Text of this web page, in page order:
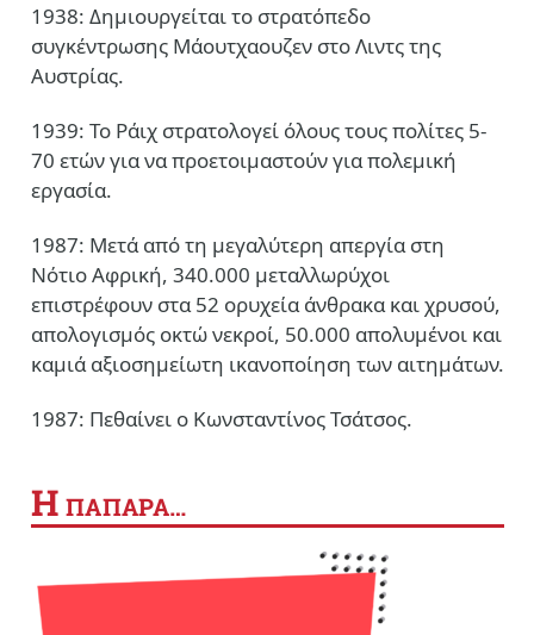
1938: Δημιουργείται το στρατόπεδο
συγκέντρωσης Μάουτχαουζεν στο Λιντς της
Αυστρίας.
1939: Το Ράιχ στρατολογεί όλους τους πολίτες 5-
70 ετών για να προετοιμαστούν για πολεμική
εργασία.
1987: Μετά από τη μεγαλύτερη απεργία στη
Νότιο Αφρική, 340.000 μεταλλωρύχοι
επιστρέφουν στα 52 ορυχεία άνθρακα και χρυσού,
απολογισμός οκτώ νεκροί, 50.000 απολυμένοι και
καμιά αξιοσημείωτη ικανοποίηση των αιτημάτων.
1987: Πεθαίνει ο Κωνσταντίνος Τσάτσος.
Η ΠΑΠΑΡΑ…